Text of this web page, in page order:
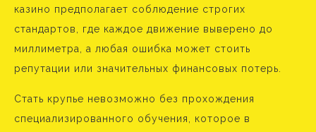
казино предполагает соблюдение строгих
стандартов, где каждое движение выверено до
миллиметра, а любая ошибка может стоить
репутации или значительных финансовых потерь.
Стать крупье невозможно без прохождения
специализированного обучения, которое в